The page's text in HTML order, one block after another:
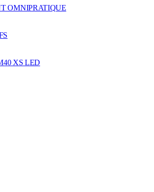
OMNIPRATIQUE
XS LED